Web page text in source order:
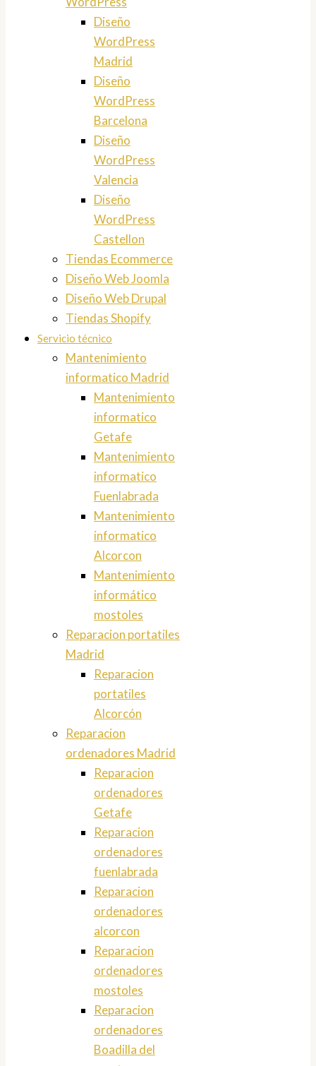
Diseño
WordPress
Madrid
Diseño
WordPress
Barcelona
Diseño
WordPress
Valencia
Diseño
WordPress
Castellon
Tiendas Ecommerce
Diseño Web Joomla
Diseño Web Drupal
Tiendas Shopify
Servicio técnico
Mantenimiento
informatico Madrid
Mantenimiento
informatico
Getafe
Mantenimiento
informatico
Fuenlabrada
Mantenimiento
informatico
Alcorcon
Mantenimiento
informático
mostoles
Reparacion portatiles
Madrid
Reparacion
portatiles
Alcorcón
Reparacion
ordenadores Madrid
Reparacion
ordenadores
Getafe
Reparacion
ordenadores
fuenlabrada
Reparacion
ordenadores
alcorcon
Reparacion
ordenadores
mostoles
Reparacion
ordenadores
Boadilla del